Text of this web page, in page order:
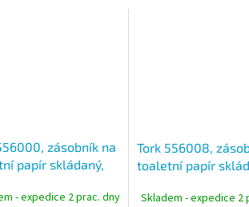
zásobník na
papír skládaný,
- expedice 2 prac. dny
Tork 556008,
toaletní papír
Skladem - expedice 2